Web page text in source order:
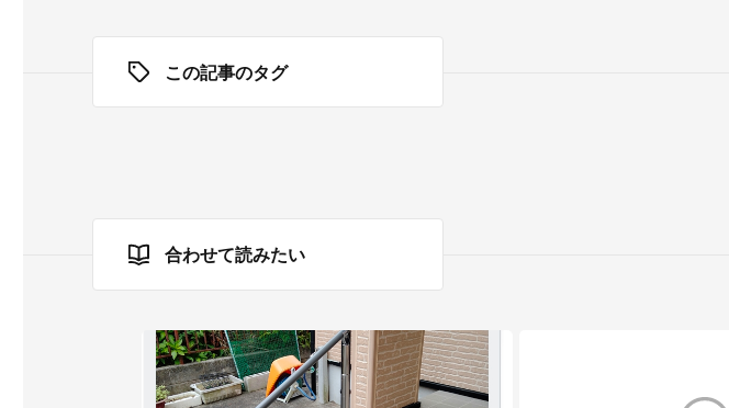
この記事のタグ
合わせて読みたい